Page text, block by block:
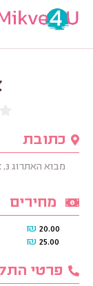
כתובת
מבוא האתרוג 3, אשדוד
מחירים
20.00
₪
25.00
₪
פרטי